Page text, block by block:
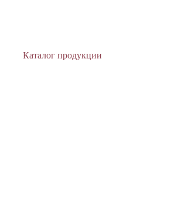
Каталог продукции